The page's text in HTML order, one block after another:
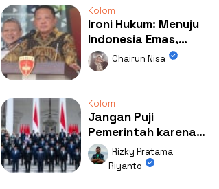
Kolom
Ironi Hukum: Menuju
Indonesia Emas,
Ternyata Emasnya
Ada di Rumah Febrie!
Chairun Nisa
Kolom
Jangan Puji
Pemerintah karena
Kerja: Mengapa
Publik Begitu Mudah
Rizky Pratama
Riyanto